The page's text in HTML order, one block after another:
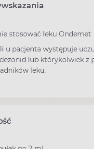
stosować leku Ondemet
u pacjenta występuje
lub którykolwiek z
leku.